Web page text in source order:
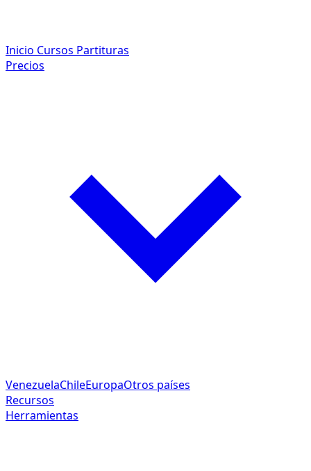
Inicio Cursos Partituras
Precios
VenezuelaChileEuropaOtros países
Recursos
Herramientas